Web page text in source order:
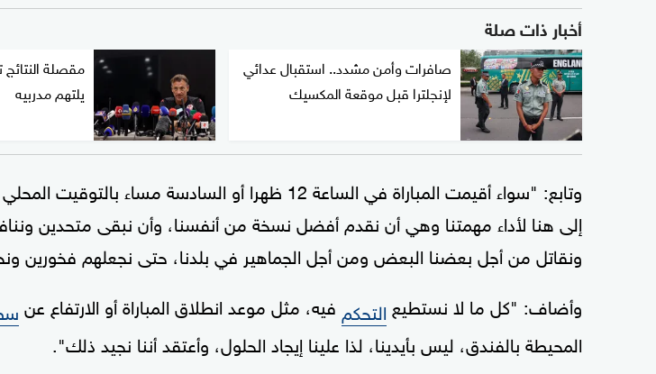
أخبار ذات صلة
صافرات وأمن مشدد.. استقبال عدائي
لإنجلترا قبل موقعة المكسيك
مقصلة
يلتهم مدربيه
وتابع: "سواء أقيمت المباراة في الساعة 12 ظهرا أو السادسة مساء
إلى هنا لأداء مهمتنا وهي أن نقدم أفضل نسخة من أنفسنا، وأن نبقى متحدين
ونقاتل من أجل بعضنا البعض ومن أجل الجماهير في بلدنا، حتى نجعلهم فخورين
وأضاف: "كل ما لا نستطيع التحكم فيه، مثل موعد انطلاق المباراة أو الارتفاع عن
المحيطة بالفندق، ليس بأيدينا، لذا علينا إيجاد الحلول، وأعتقد أننا نجيد ذلك".